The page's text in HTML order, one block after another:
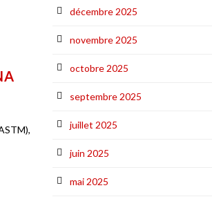
décembre 2025
novembre 2025
octobre 2025
septembre 2025
juillet 2025
juin 2025
mai 2025